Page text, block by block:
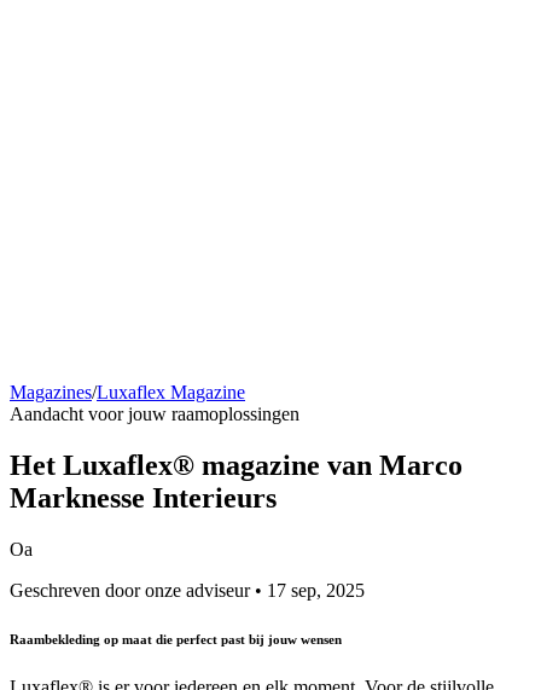
Magazines/Luxaflex Magazine
Aandacht voor jouw raamoplossingen
Het Luxaflex® magazine van Marco
Marknesse Interieurs
Oa
Geschreven door onze adviseur • 17 sep, 2025
Raambekleding op maat die perfect past bij jouw wensen